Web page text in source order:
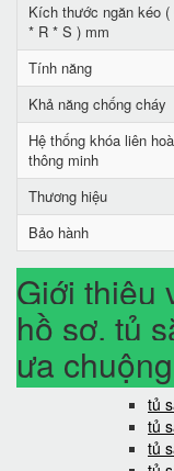
Kích thước ngăn kéo (
* R * S ) mm
Tính năng
Khả năng chống cháy
Hệ thống khóa liên
thông minh
Thương hiệu
Bảo hành
Giới thiệu
hồ sơ, tủ
ưa
tủ
tủ
tủ